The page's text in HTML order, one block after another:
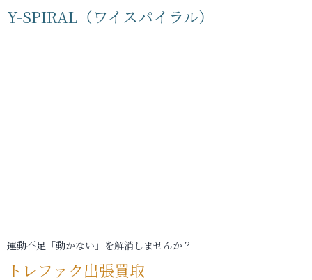
Y-SPIRAL（ワイスパイラル）
運動不足「動かない」を解消しませんか？
トレファク出張買取